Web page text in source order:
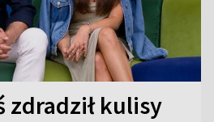
zdradził kulisy